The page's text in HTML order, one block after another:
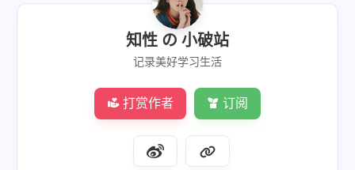
知性 の 小破站
记录美好学习生活
打赏作者 订阅